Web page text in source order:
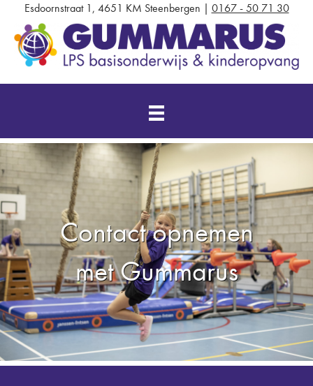
Esdoornstraat 1, 4651 KM Steenbergen | 0167 - 50 71 30
Contact opnemen
met Gummarus